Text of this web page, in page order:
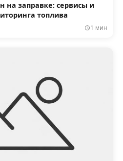
на заправке: сервисы и
топлива
1 мин